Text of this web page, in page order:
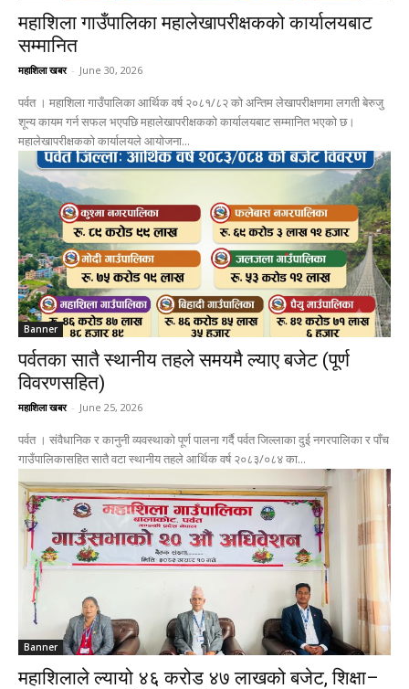
महाशिला गाउँपालिका महालेखापरीक्षकको कार्यालयबाट
सम्मानित
महाशिला खबर - June 30, 2026
पर्वत । महाशिला गाउँपालिका आर्थिक वर्ष २०८१/८२ को अन्तिम लेखापरीक्षणमा लगती बेरुजु
शून्य कायम गर्न सफल भएपछि महालेखापरीक्षकको कार्यालयबाट सम्मानित भएको छ।
महालेखापरीक्षकको कार्यालयले आयोजना...
Banner
पर्वतका सातै स्थानीय तहले समयमै ल्याए बजेट (पूर्ण
विवरणसहित)
महाशिला खबर - June 25, 2026
पर्वत । संवैधानिक र कानुनी व्यवस्थाको पूर्ण पालना गर्दै पर्वत जिल्लाका दुई नगरपालिका र पाँच
गाउँपालिकासहित सातै वटा स्थानीय तहले आर्थिक वर्ष २०८३/०८४ का...
Banner
महाशिलाले ल्यायो ४६ करोड ४७ लाखको बजेट, शिक्षा–